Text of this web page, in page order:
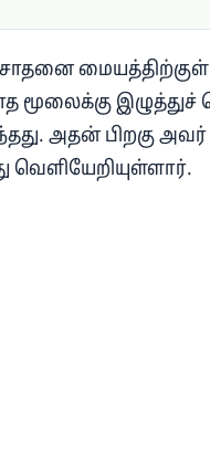
மூலைக்கு
அதன் பிறகு
வெளியேறியுள்ளார்.